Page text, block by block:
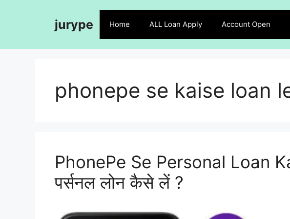
jurype Home ALL Loan Apply Account Open
phonepe se kaise loan
PhonePe Se Personal Loan
पर्सनल लोन कैसे लें ?